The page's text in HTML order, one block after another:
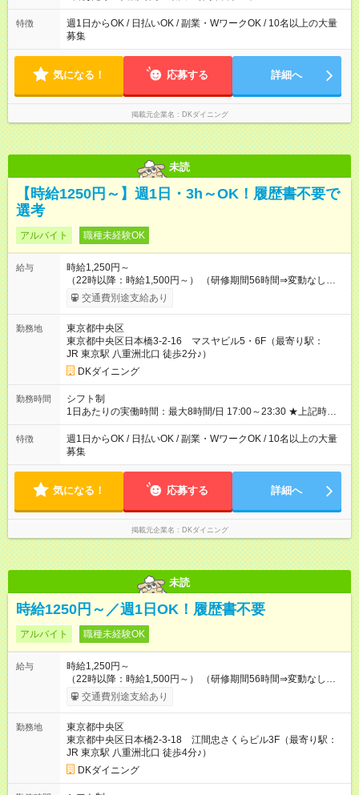
祝前：17:00～23:30 土日祝：16:00～23:00 ★上記時間から3時
間／日～OK ★週1日～OK ※勤務時間の変動の可能性あり ※22時
以降勤務は18歳以上(法令による) ★自己申告の自由シフト制
特徴
週1日からOK / 日払いOK / 副業・WワークOK / 10名以上の大量
募集
気になる！ 応募する 詳細へ
掲載元企業名 DKダイニング
未読
【時給1250円～】週1日・3h～OK！履歴書不要で
選考
アルバイト 職種未経験OK
給与
時給1,250円～
（22時以降：時給1,500円～） （研修期間56時間⇒変動なし） ■
食事補助あり⇒1食200円 ■友人紹介制度あり⇒1人紹介につき最
大3万円支給！ 【試用期間】試用期間なし
交通費別途支給あり
勤務地
東京都中央区
東京都中央区日本橋3-2-16 マスヤビル5・6F（最寄り駅：
JR 東京駅 八重洲北口 徒歩2分♪）
DKダイニング
勤務時間
シフト制
1日あたりの実働時間：最大8時間/日 17:00～23:30 ★上記時間
から週3日～OK ★1日3h～OK ※22時以降勤務は18歳以上(法令
による) ★自由シフト制
特徴
週1日からOK / 日払いOK / 副業・WワークOK / 10名以上の大量
募集
気になる！ 応募する 詳細へ
掲載元企業名 DKダイニング
未読
時給1250円～／週1日OK！履歴書不要
アルバイト 職種未経験OK
給与
時給1,250円～
（22時以降：時給1,500円～） （研修期間56時間⇒変動なし） ■
食事補助あり⇒1食200円 ■友人紹介制度あり⇒1人紹介につき最
大3万円支給！ 【試用期間】試用期間なし
交通費別途支給あり
勤務地
東京都中央区
東京都中央区日本橋2-3-18 江間忠さくらビル3F（最寄り駅：
JR 東京駅 八重洲北口 徒歩4分♪）
DKダイニング